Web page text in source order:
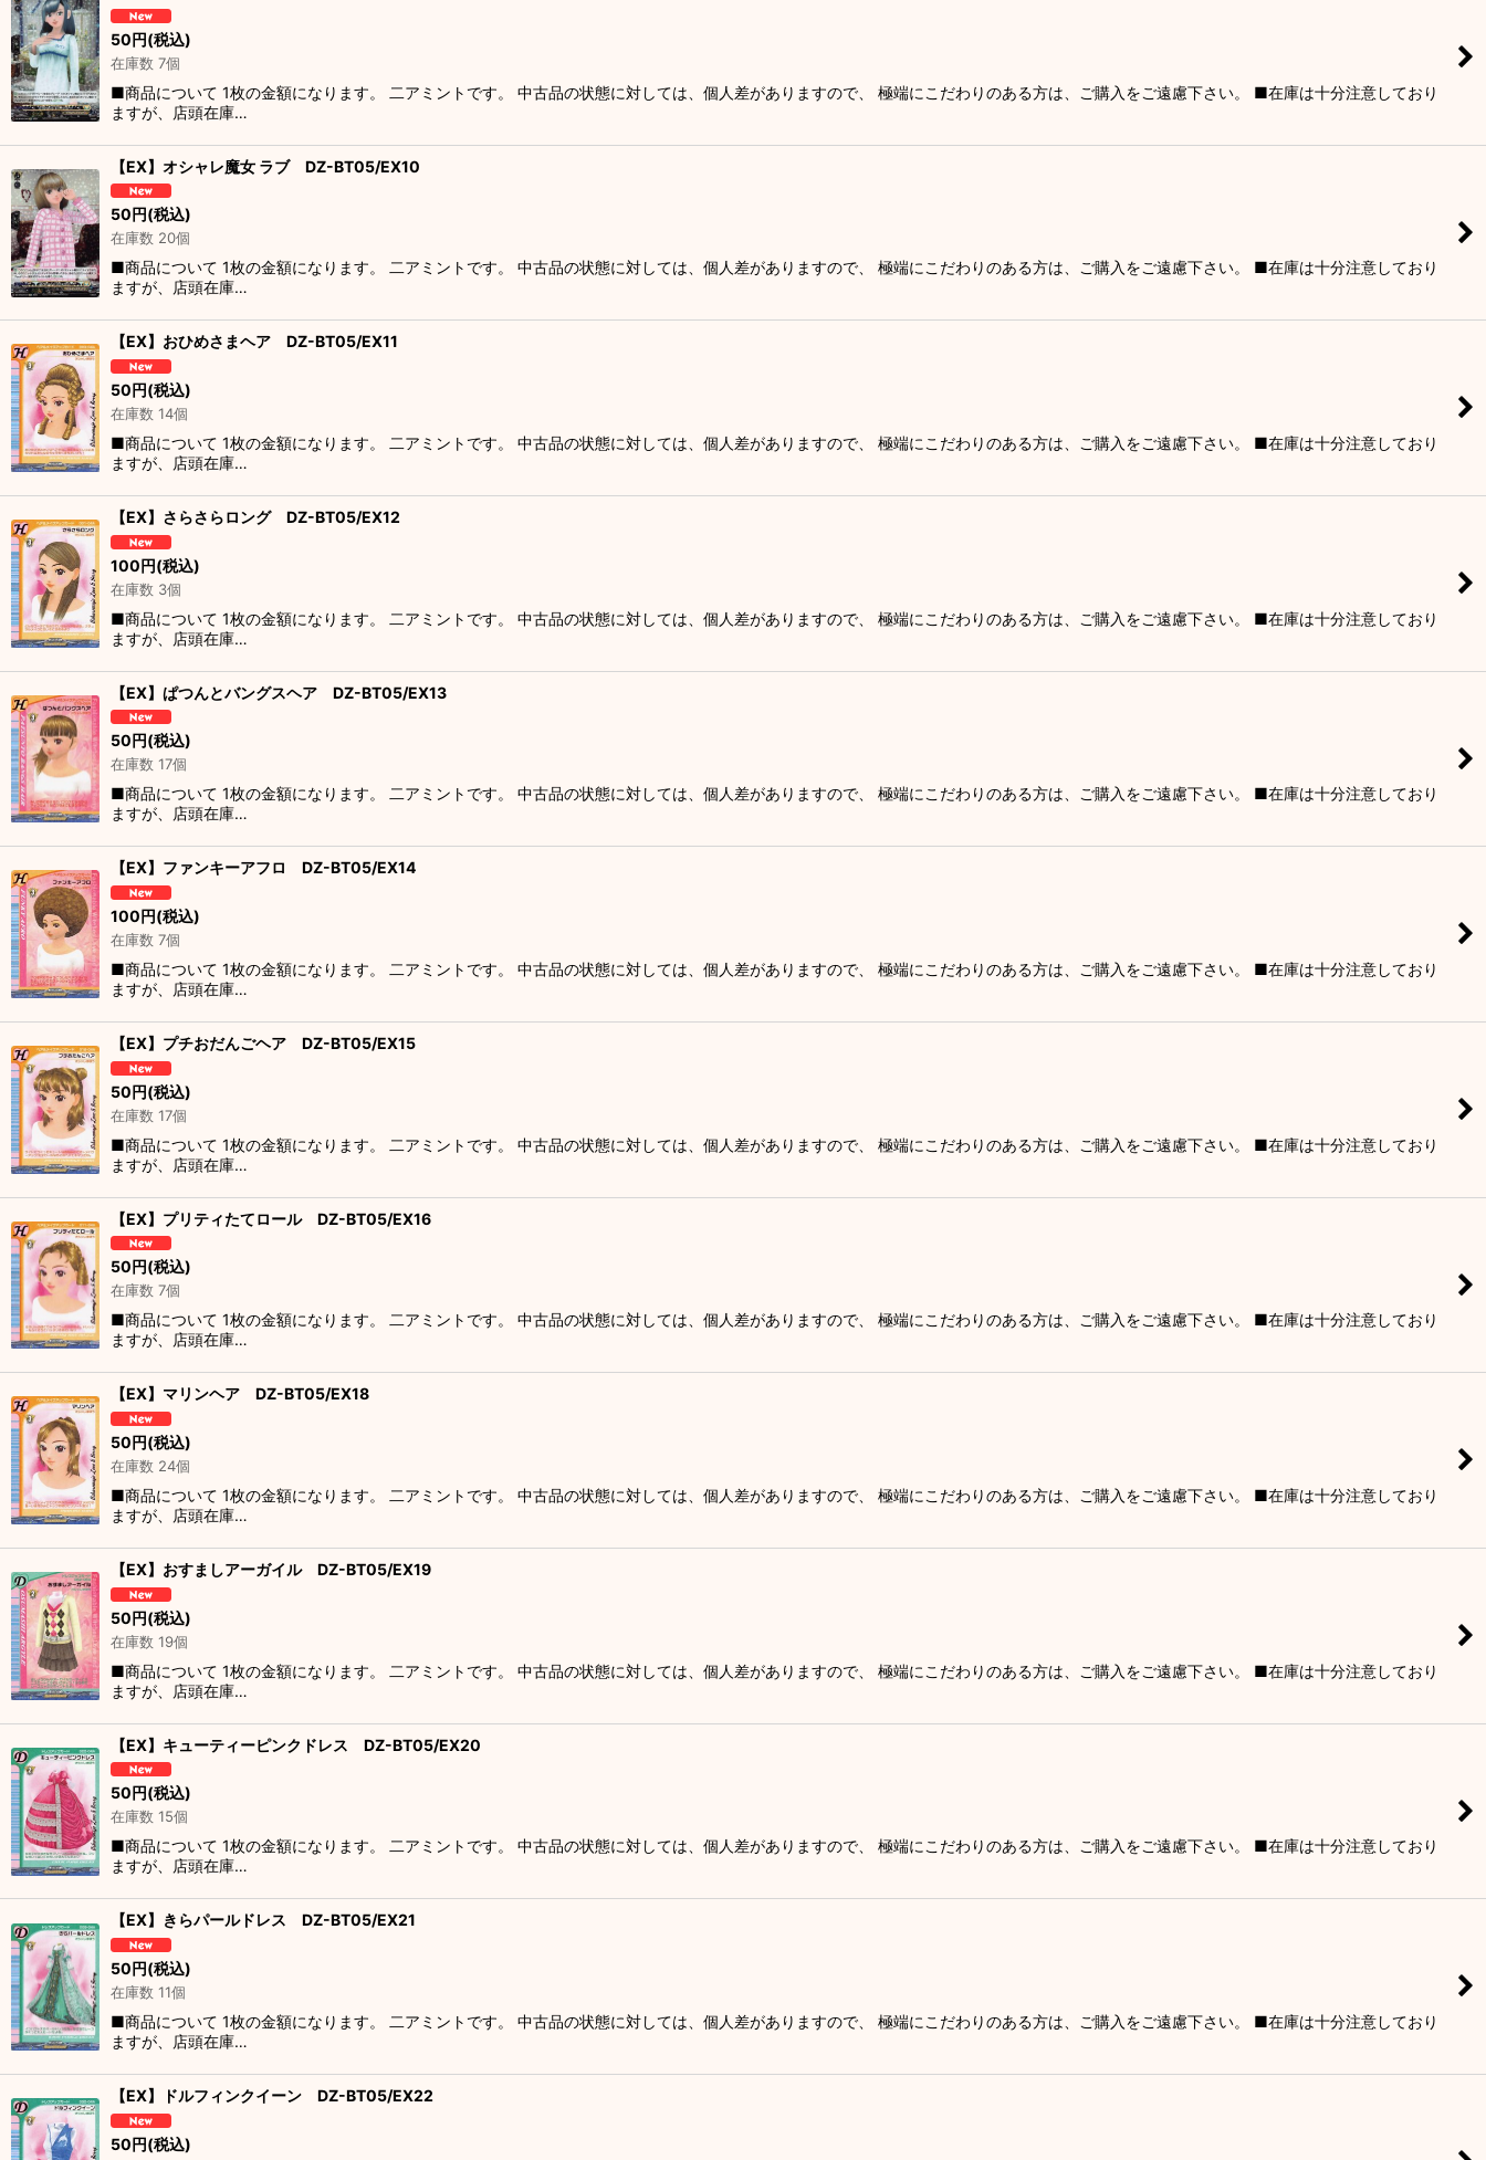
50円(税込)
在庫数 7個
■商品について 1枚の金額になります。 二アミントです。 中古品の状態に対しては、個人差がありますので、 極端にこだわりのある方は、ご購入をご遠慮下さい。 ■在庫は十分注意しており
ますが、店頭在庫…
【EX】オシャレ魔女 ラブ DZ-BT05/EX10
50円(税込)
在庫数 20個
■商品について 1枚の金額になります。 二アミントです。 中古品の状態に対しては、個人差がありますので、 極端にこだわりのある方は、ご購入をご遠慮下さい。 ■在庫は十分注意しており
ますが、店頭在庫…
【EX】おひめさまヘア DZ-BT05/EX11
50円(税込)
在庫数 14個
■商品について 1枚の金額になります。 二アミントです。 中古品の状態に対しては、個人差がありますので、 極端にこだわりのある方は、ご購入をご遠慮下さい。 ■在庫は十分注意しており
ますが、店頭在庫…
【EX】さらさらロング DZ-BT05/EX12
100円(税込)
在庫数 3個
■商品について 1枚の金額になります。 二アミントです。 中古品の状態に対しては、個人差がありますので、 極端にこだわりのある方は、ご購入をご遠慮下さい。 ■在庫は十分注意しており
ますが、店頭在庫…
【EX】ぱつんとバングスヘア DZ-BT05/EX13
50円(税込)
在庫数 17個
■商品について 1枚の金額になります。 二アミントです。 中古品の状態に対しては、個人差がありますので、 極端にこだわりのある方は、ご購入をご遠慮下さい。 ■在庫は十分注意しており
ますが、店頭在庫…
【EX】ファンキーアフロ DZ-BT05/EX14
100円(税込)
在庫数 7個
■商品について 1枚の金額になります。 二アミントです。 中古品の状態に対しては、個人差がありますので、 極端にこだわりのある方は、ご購入をご遠慮下さい。 ■在庫は十分注意しており
ますが、店頭在庫…
【EX】プチおだんごヘア DZ-BT05/EX15
50円(税込)
在庫数 17個
■商品について 1枚の金額になります。 二アミントです。 中古品の状態に対しては、個人差がありますので、 極端にこだわりのある方は、ご購入をご遠慮下さい。 ■在庫は十分注意しており
ますが、店頭在庫…
【EX】プリティたてロール DZ-BT05/EX16
50円(税込)
在庫数 7個
■商品について 1枚の金額になります。 二アミントです。 中古品の状態に対しては、個人差がありますので、 極端にこだわりのある方は、ご購入をご遠慮下さい。 ■在庫は十分注意しており
ますが、店頭在庫…
【EX】マリンヘア DZ-BT05/EX18
50円(税込)
在庫数 24個
■商品について 1枚の金額になります。 二アミントです。 中古品の状態に対しては、個人差がありますので、 極端にこだわりのある方は、ご購入をご遠慮下さい。 ■在庫は十分注意しており
ますが、店頭在庫…
【EX】おすましアーガイル DZ-BT05/EX19
50円(税込)
在庫数 19個
■商品について 1枚の金額になります。 二アミントです。 中古品の状態に対しては、個人差がありますので、 極端にこだわりのある方は、ご購入をご遠慮下さい。 ■在庫は十分注意しており
ますが、店頭在庫…
【EX】キューティーピンクドレス DZ-BT05/EX20
50円(税込)
在庫数 15個
■商品について 1枚の金額になります。 二アミントです。 中古品の状態に対しては、個人差がありますので、 極端にこだわりのある方は、ご購入をご遠慮下さい。 ■在庫は十分注意しており
ますが、店頭在庫…
【EX】きらパールドレス DZ-BT05/EX21
50円(税込)
在庫数 11個
■商品について 1枚の金額になります。 二アミントです。 中古品の状態に対しては、個人差がありますので、 極端にこだわりのある方は、ご購入をご遠慮下さい。 ■在庫は十分注意しており
ますが、店頭在庫…
【EX】ドルフィンクイーン DZ-BT05/EX22
50円(税込)